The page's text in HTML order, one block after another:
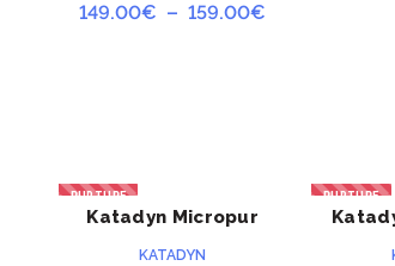
149.00€ – 159.00€
RUPTURE
ACHETER
Katadyn Micropur
KATADYN
RUPTURE